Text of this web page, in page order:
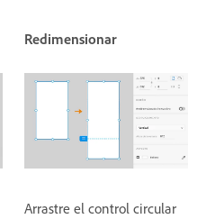
Redimensionar
Arrastre el control circular